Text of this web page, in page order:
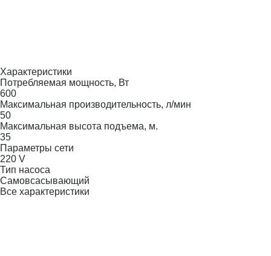
Характеристики
Потребляемая мощность, Вт
600
Максимальная производительность, л/мин
50
Максимальная высота подъема, м.
35
Параметры сети
220 V
Тип насоса
Самовсасывающий
Все характеристики